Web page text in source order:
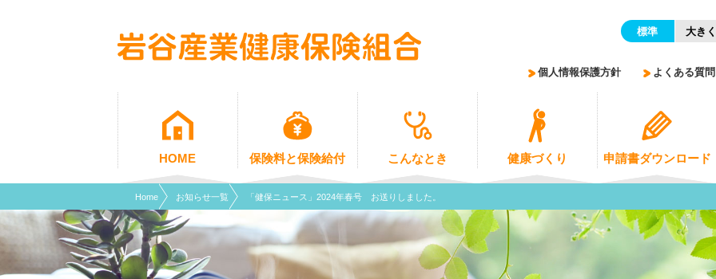
HOME 保険料と保険給付 こんなとき 健康づくり 申請書ダウンロード
個人情報保護方針 よくある質問
標準 大きく
Home お知らせ一覧 「健保ニュース」2024年春号 お送りしました。